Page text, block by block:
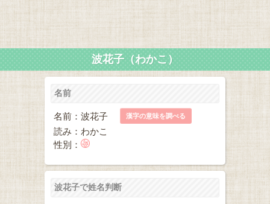
波花子（わかこ）
名前
名前：波花子 漢字の意味を調べる
読み：わかこ
性別：
波花子で姓名判断